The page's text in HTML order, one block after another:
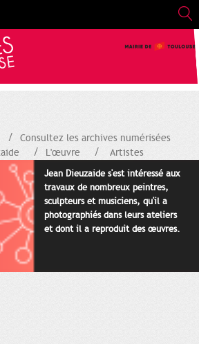
Consultez les archives numérisées
L'œuvre Artistes
Jean Dieuzaide s'est intéressé aux
travaux de nombreux peintres,
sculpteurs et musiciens, qu'il a
photographiés dans leurs ateliers
et dont il a reproduit des œuvres.
sur les cookies